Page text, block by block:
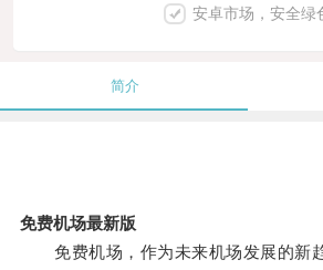
安卓市场，安全绿
简介
免费机场最新版
免费机场，作为未来机场发展的新